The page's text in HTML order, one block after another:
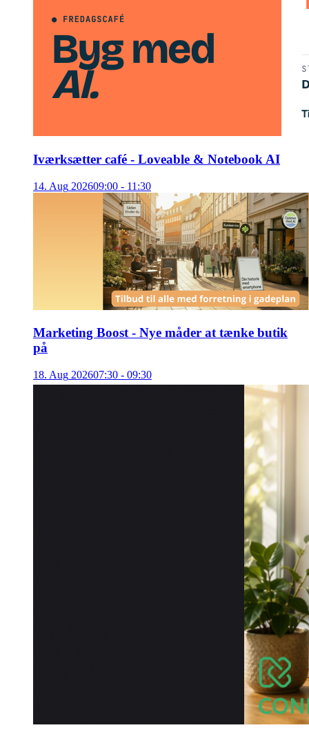
Iværksætter café - Loveable & Notebook AI
14. Aug 202609:00 - 11:30
Marketing Boost - Nye måder at tænke butik
på
18. Aug 202607:30 - 09:30